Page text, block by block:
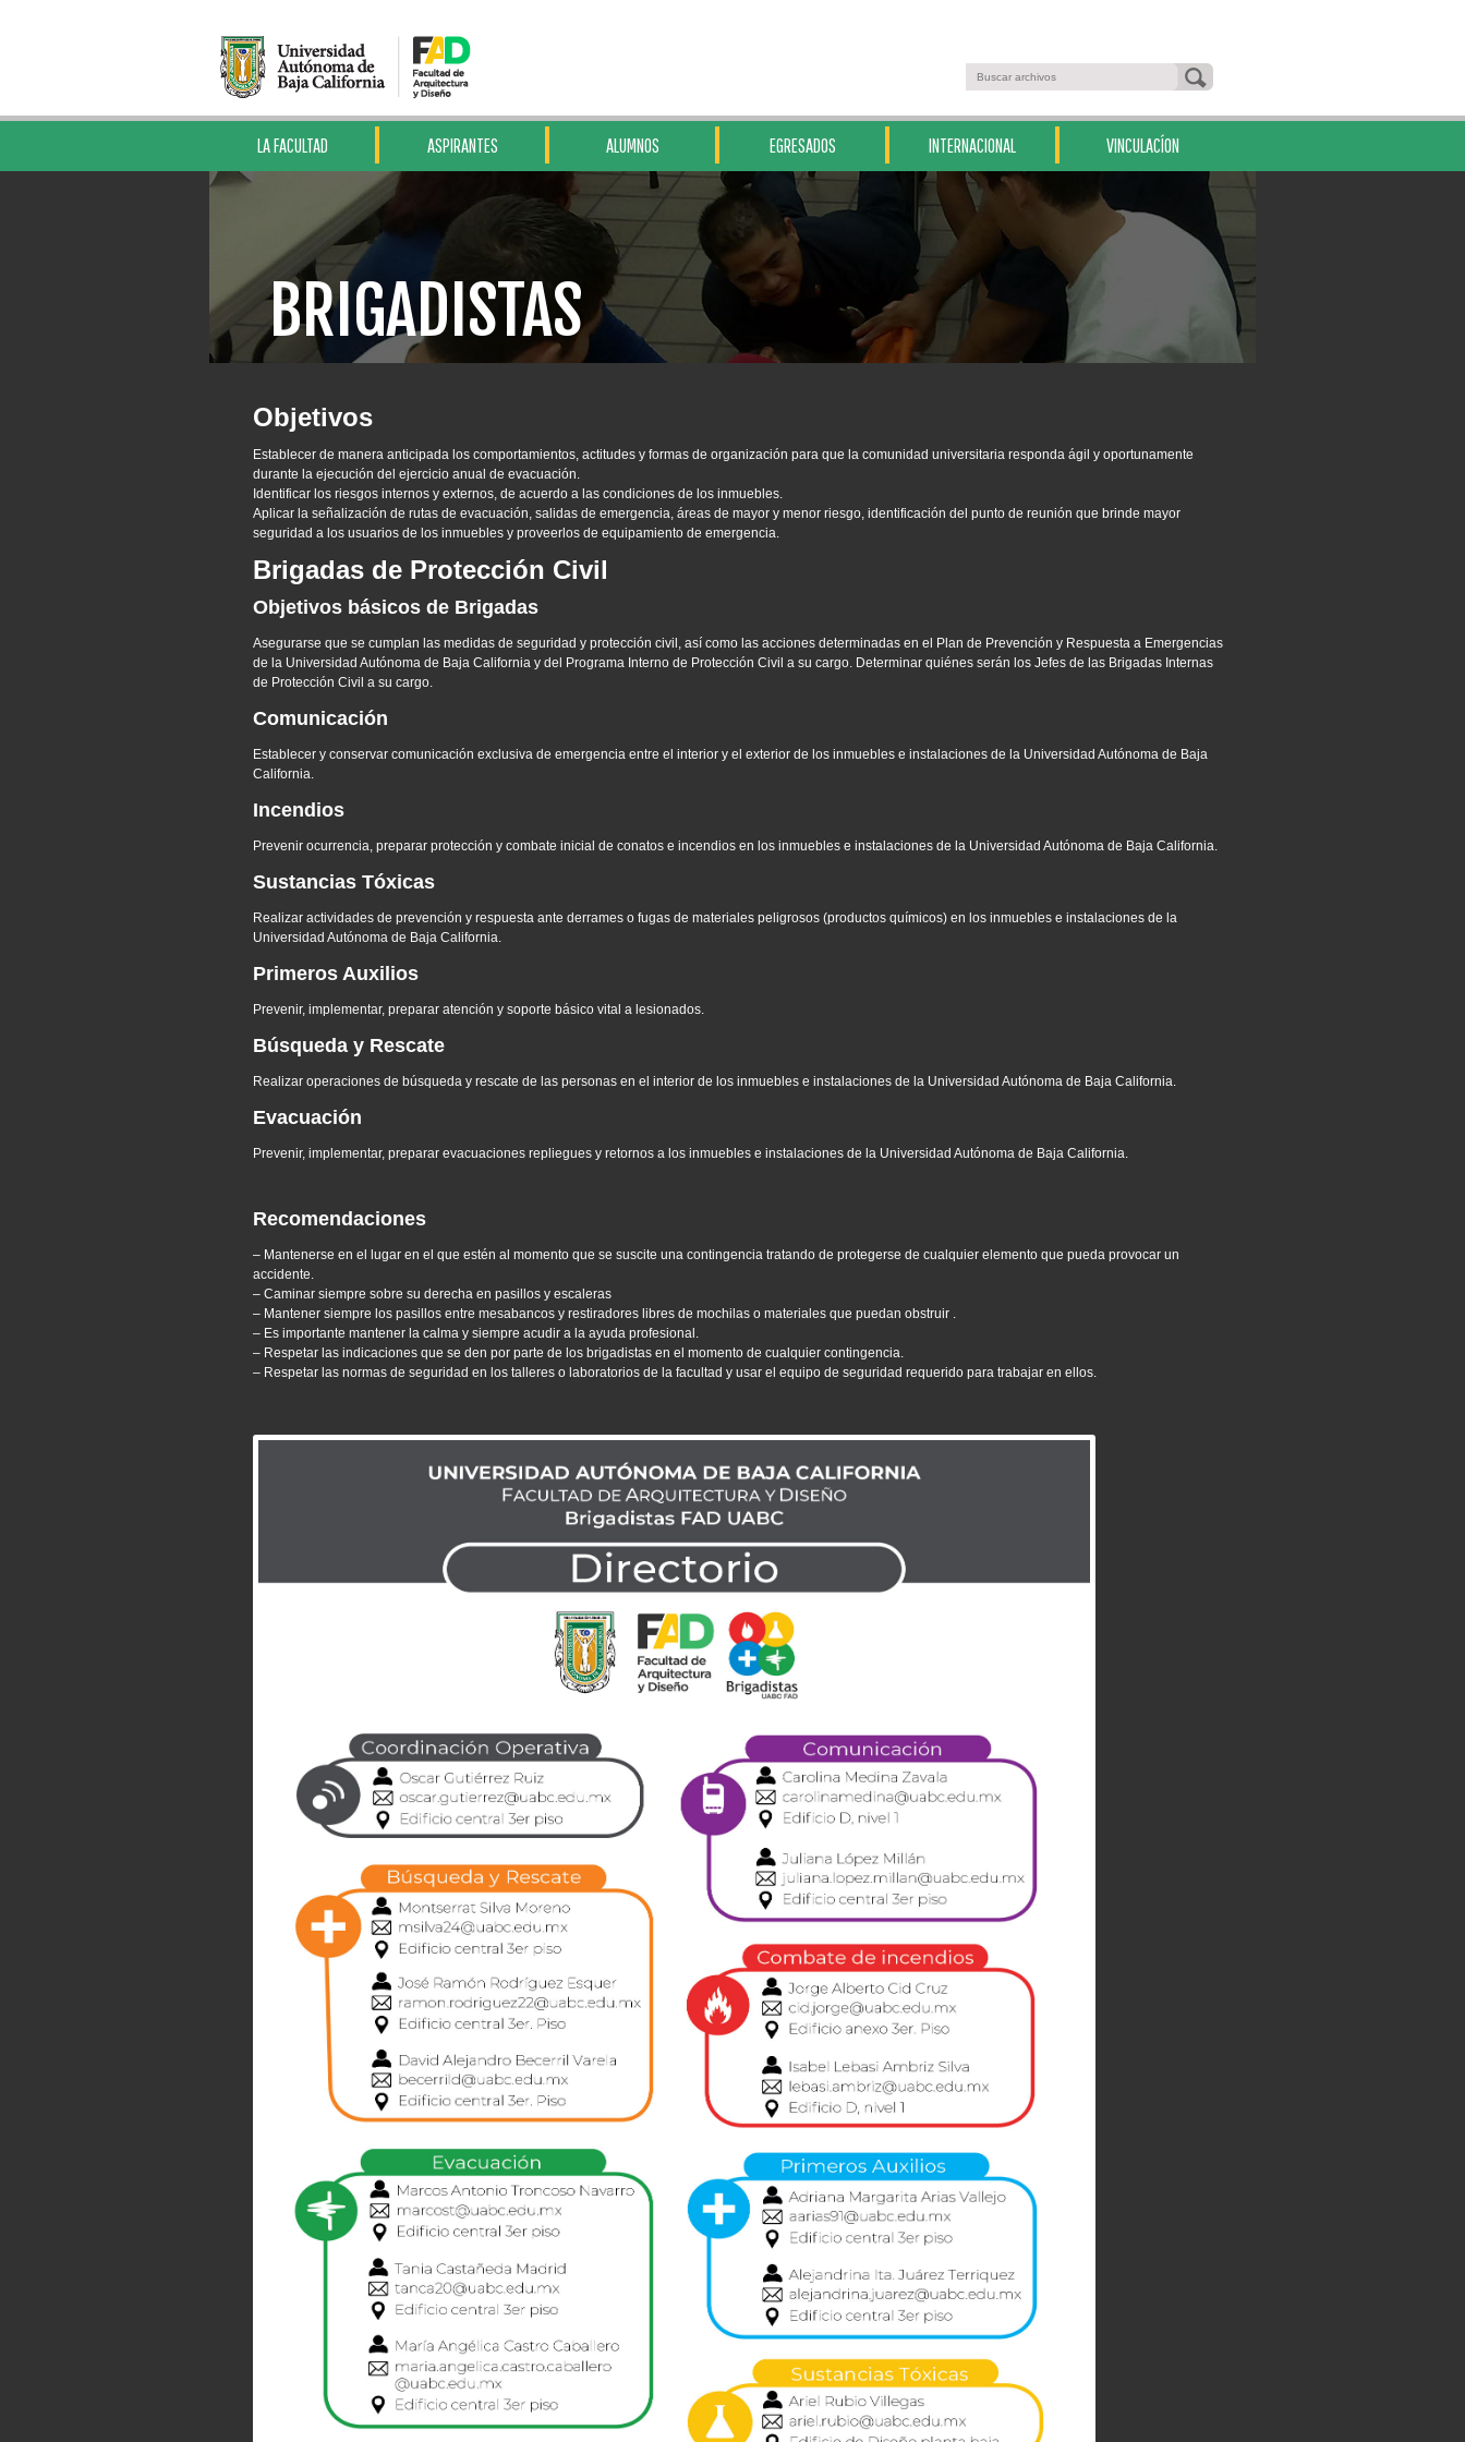
LA FACULTAD ASPIRANTES ALUMNOS EGRESADOS INTERNACIONAL VINCULACÍON
BRIGADISTAS
Objetivos
Establecer de manera anticipada los comportamientos, actitudes y formas de organización para que la comunidad universitaria responda ágil y oportunamente
durante la ejecución del ejercicio anual de evacuación.
Identificar los riesgos internos y externos, de acuerdo a las condiciones de los inmuebles.
Aplicar la señalización de rutas de evacuación, salidas de emergencia, áreas de mayor y menor riesgo, identificación del punto de reunión que brinde mayor
seguridad a los usuarios de los inmuebles y proveerlos de equipamiento de emergencia.
Brigadas de Protección Civil
Objetivos básicos de Brigadas
Asegurarse que se cumplan las medidas de seguridad y protección civil, así como las acciones determinadas en el Plan de Prevención y Respuesta a Emergencias
de la Universidad Autónoma de Baja California y del Programa Interno de Protección Civil a su cargo. Determinar quiénes serán los Jefes de las Brigadas Internas
de Protección Civil a su cargo.
Comunicación
Establecer y conservar comunicación exclusiva de emergencia entre el interior y el exterior de los inmuebles e instalaciones de la Universidad Autónoma de Baja
California.
Incendios
Prevenir ocurrencia, preparar protección y combate inicial de conatos e incendios en los inmuebles e instalaciones de la Universidad Autónoma de Baja California.
Sustancias Tóxicas
Realizar actividades de prevención y respuesta ante derrames o fugas de materiales peligrosos (productos químicos) en los inmuebles e instalaciones de la
Universidad Autónoma de Baja California.
Primeros Auxilios
Prevenir, implementar, preparar atención y soporte básico vital a lesionados.
Búsqueda y Rescate
Realizar operaciones de búsqueda y rescate de las personas en el interior de los inmuebles e instalaciones de la Universidad Autónoma de Baja California.
Evacuación
Prevenir, implementar, preparar evacuaciones repliegues y retornos a los inmuebles e instalaciones de la Universidad Autónoma de Baja California.
Recomendaciones
– Mantenerse en el lugar en el que estén al momento que se suscite una contingencia tratando de protegerse de cualquier elemento que pueda provocar un
accidente.
– Caminar siempre sobre su derecha en pasillos y escaleras
– Mantener siempre los pasillos entre mesabancos y restiradores libres de mochilas o materiales que puedan obstruir .
– Es importante mantener la calma y siempre acudir a la ayuda profesional.
– Respetar las indicaciones que se den por parte de los brigadistas en el momento de cualquier contingencia.
– Respetar las normas de seguridad en los talleres o laboratorios de la facultad y usar el equipo de seguridad requerido para trabajar en ellos.